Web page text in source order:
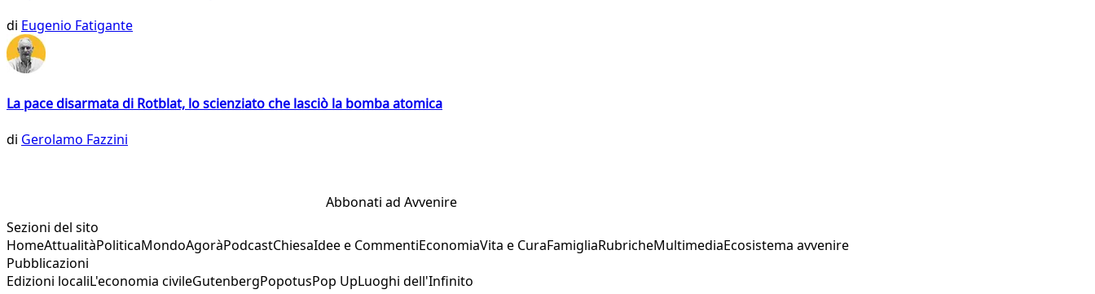
di Eugenio Fatigante
La pace disarmata di Rotblat, lo scienziato che lasciò la bomba atomica
di Gerolamo Fazzini
Abbonati ad Avvenire
Sezioni del sito
HomeAttualitàPoliticaMondoAgoràPodcastChiesaIdee e CommentiEconomiaVita e CuraFamigliaRubricheMultimediaEcosistema avvenire
Pubblicazioni
Edizioni localiL'economia civileGutenbergPopotusPop UpLuoghi dell'Infinito